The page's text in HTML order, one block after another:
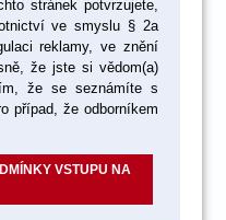
stránek potvrzujete,
ve smyslu § 2a
reklamy, ve znění
že jste si vědom(a)
že se seznámíte s
případ, že odborníkem
VSTUPU NA